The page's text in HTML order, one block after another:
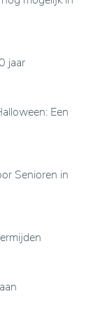
jaar
Een
Senioren in